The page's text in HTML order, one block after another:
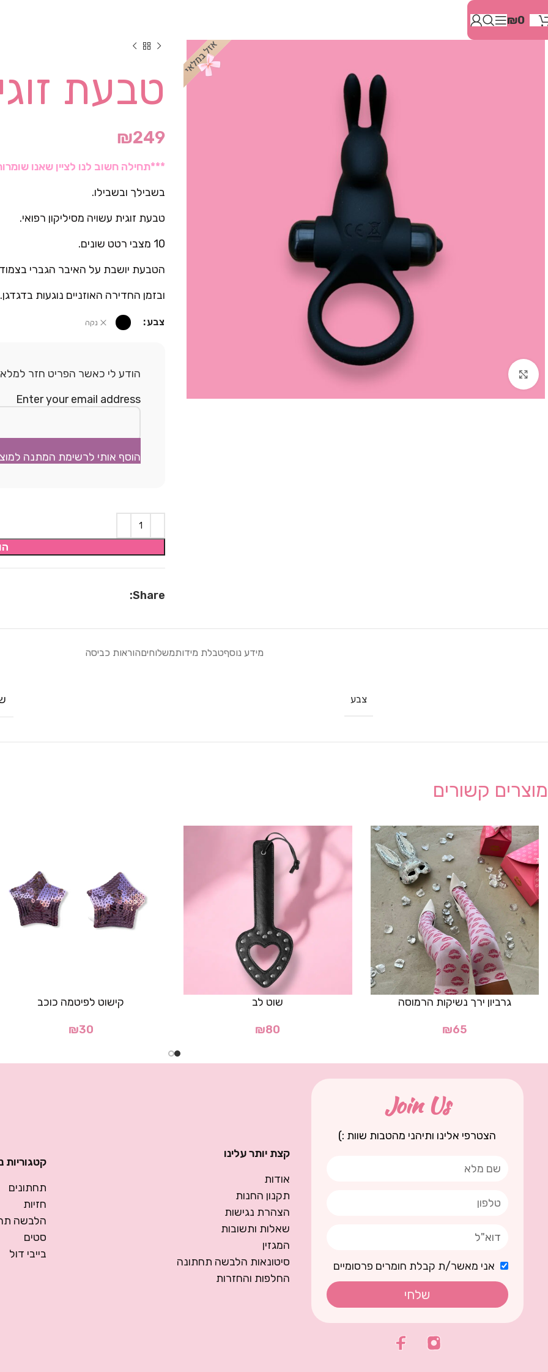
זֶה
₪0
טבעת
₪249
***תחילה חשוב לנו לציין שאנו
בשבילך ובשבילו.
טבעת זוגית עשויה מסיליקון רפואי.
10 מצבי רטט שונים.
הטבעת יושבת על האיבר הגברי
ובזמן החדירה האוזניים נוגעות בדגדגן.
צבע נקה
הודע לי כאשר הפריט חזר
Enter your email address
הוסף אותי לרשימת המתנה
Share:
מידע נוסףטבלת מידותמשלוחיםהוראות כביסה
צבע
מוצרים קשורים
גרביון ירך נשיקות הרמוסה
₪65
שוט לב
₪80
קישוט לפיטמה כוכב
₪30
Join Us
הצטרפי אלינו ותיהני מהטבות שוות :)
אני מאשר/ת קבלת חומרים פרסומיים
שלחי
קצת יותר עלינו
אודות
תקנון החנות
הצהרת נגישות
שאלות ותשובות
המגזין
סיטונאות הלבשה תחתונה
החלפות והחזרות
קטגוריות
תחתונים
חזיות
הלבשה
סטים
בייבי דול